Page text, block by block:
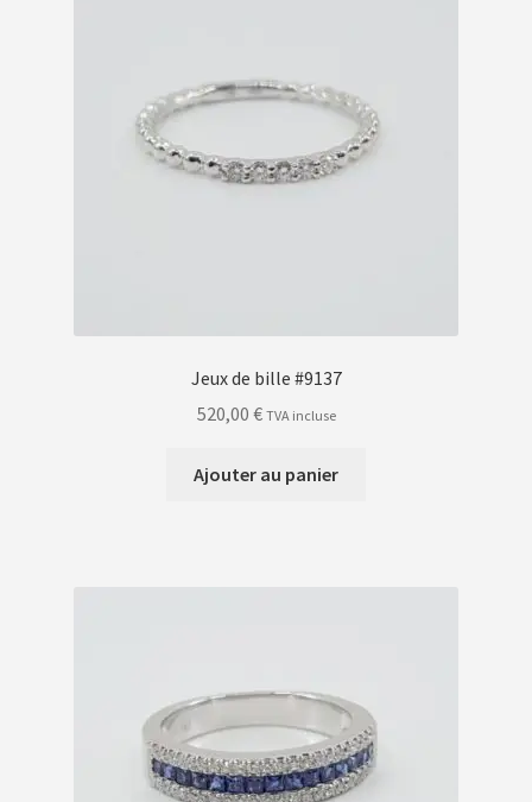
Jeux de bille #9137
520,00 € TVA incluse
Ajouter au panier